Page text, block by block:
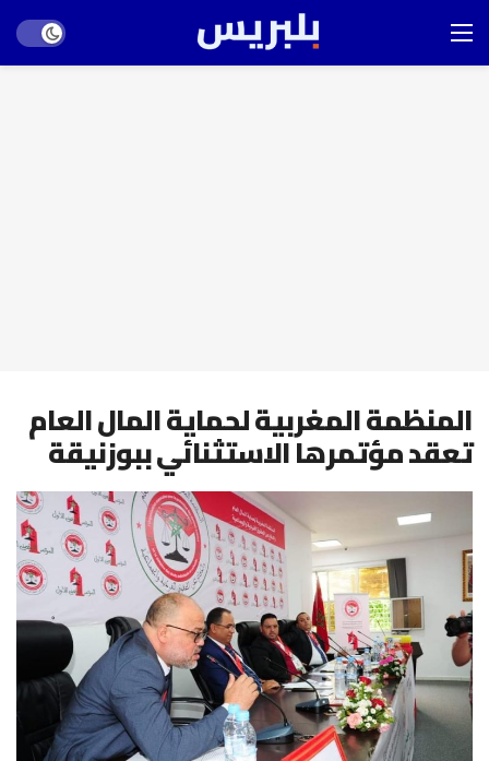
mode
المنظمة المغربية لحماية المال العام
تعقد مؤتمرها الاستثنائي ببوزنيقة